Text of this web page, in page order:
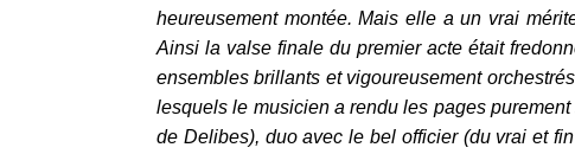
heureusement montée. Mais elle a un vrai
Ainsi la valse finale du premier acte était
ensembles brillants et vigoureusement
lesquels le musicien a rendu les pages
de Delibes), duo avec le bel officier (du vrai et